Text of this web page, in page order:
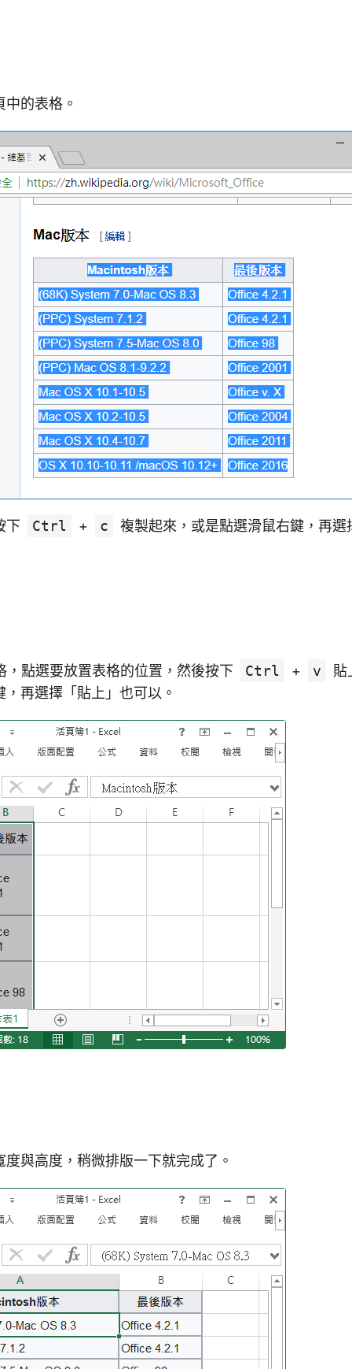
的表格。
下 Ctrl + c 複製起來，或是點選滑鼠右鍵，再選
，點選要放置表格的位置，然後按下 Ctrl + v
貼
再選擇「貼上」也可以。
與高度，稍微排版一下就完成了。